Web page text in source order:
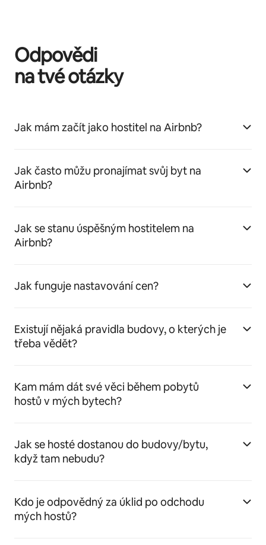
Odpovědi
na tvé otázky
Jak mám začít jako hostitel na Airbnb?
Jak často můžu pronajímat svůj byt na
Airbnb?
Jak se stanu úspěšným hostitelem na
Airbnb?
Jak funguje nastavování cen?
Existují nějaká pravidla budovy, o kterých je
třeba vědět?
Kam mám dát své věci během pobytů
hostů v mých bytech?
Jak se hosté dostanou do budovy/bytu,
když tam nebudu?
Kdo je odpovědný za úklid po odchodu
mých hostů?